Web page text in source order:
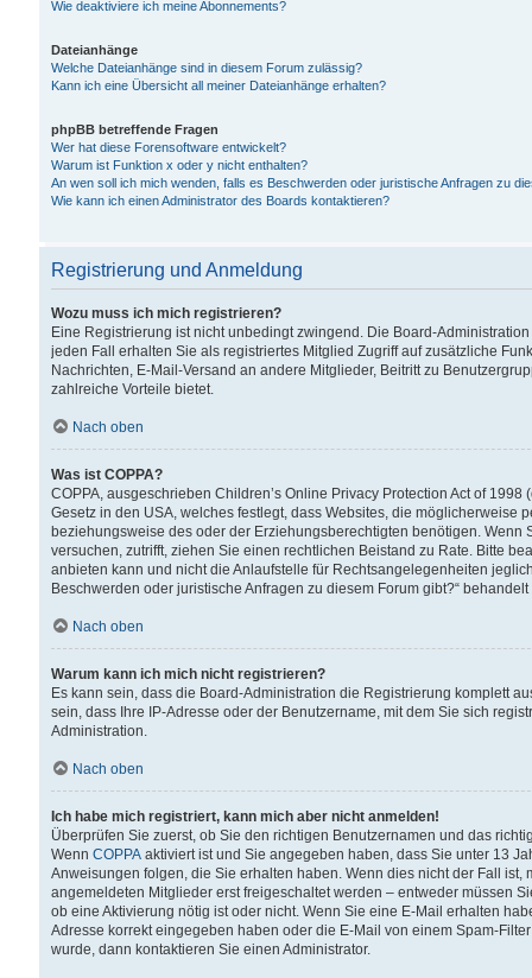
Wie deaktiviere ich meine Abonnements?
Dateianhänge
Welche Dateianhänge sind in diesem Forum zulässig?
Kann ich eine Übersicht all meiner Dateianhänge erhalten?
phpBB betreffende Fragen
Wer hat diese Forensoftware entwickelt?
Warum ist Funktion x oder y nicht enthalten?
An wen soll ich mich wenden, falls es Beschwerden oder juristische Anfragen zu
Wie kann ich einen Administrator des Boards kontaktieren?
Registrierung und Anmeldung
Wozu muss ich mich registrieren?
Eine Registrierung ist nicht unbedingt zwingend. Die Board-
jeden Fall erhalten Sie als registriertes Mitglied Zugriff auf zusätzliche
Nachrichten, E-Mail-Versand an andere Mitglieder, Beitritt zu
zahlreiche Vorteile bietet.
Nach oben
Was ist COPPA?
COPPA, ausgeschrieben Children’s Online Privacy Protection Act of
Gesetz in den USA, welches festlegt, dass Websites, die
beziehungsweise des oder der Erziehungsberechtigten benötigen.
versuchen, zutrifft, ziehen Sie einen rechtlichen Beistand zu Rate. Bitte
anbieten kann und nicht die Anlaufstelle für Rechtsangelegenheiten
Beschwerden oder juristische Anfragen zu diesem Forum gibt?“
Nach oben
Warum kann ich mich nicht registrieren?
Es kann sein, dass die Board-Administration die Registrierung komplett
sein, dass Ihre IP-Adresse oder der Benutzername, mit dem Sie sich
Administration.
Nach oben
Ich habe mich registriert, kann mich aber nicht anmelden!
Überprüfen Sie zuerst, ob Sie den richtigen Benutzernamen und das
Wenn COPPA aktiviert ist und Sie angegeben haben, dass Sie unter 13
Anweisungen folgen, die Sie erhalten haben. Wenn dies nicht der Fall
angemeldeten Mitglieder erst freigeschaltet werden – entweder müssen
ob eine Aktivierung nötig ist oder nicht. Wenn Sie eine E-Mail erhalten
Adresse korrekt eingegeben haben oder die E-Mail von einem Spam-
wurde, dann kontaktieren Sie einen Administrator.